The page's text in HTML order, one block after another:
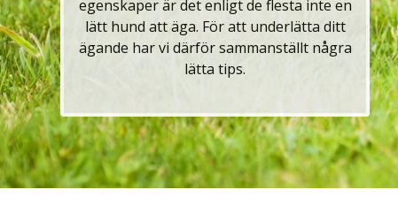
egenskaper är det enligt de flesta inte en
lätt hund att äga. För att underlätta ditt
ägande har vi därför sammanställt några
lätta tips.